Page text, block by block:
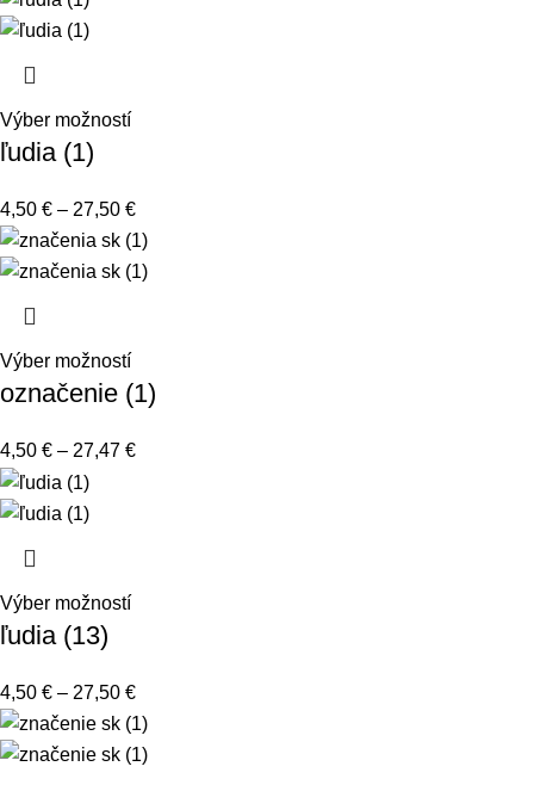
Výber možností
ľudia (1)
4,50 € – 27,50 €
Výber možností
označenie (1)
4,50 € – 27,47 €
Výber možností
ľudia (13)
4,50 € – 27,50 €